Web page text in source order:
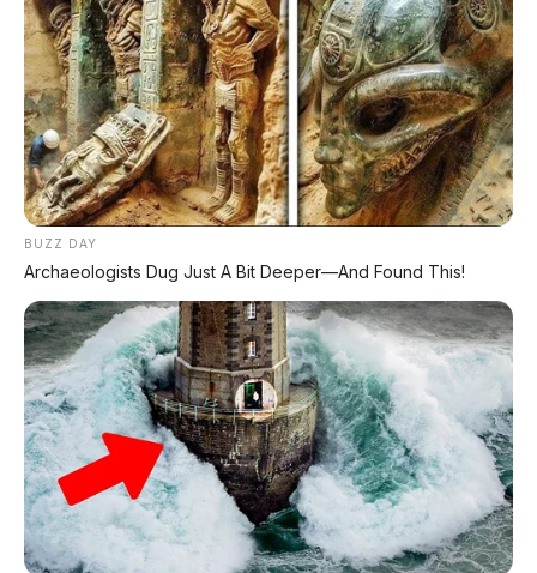
1.156 PS Siap Meluncur di Indonesia
⚡ Bus Gunung Harta Terbakar di Tol
Nganjuk, 33 Orang Selamat
⚡ Leapmotor B01: Sedan Listrik Kompak
800V dengan Range 670 Km
⚡ Harga BBM 1 Agustus 2026: Bensin
Turun Rp1.000, Solar Naik Rp570
⚡ Leapmotor C10 Resmi di GIIAS 2026:
SUV Listrik Premium Rakitan Lokal Mulai
Rp598 Juta
⚡ Huawei AITO M9: SUV Premium 903
HP dengan Teknologi Huawei Full-Stack
BUZZ DAY
Archaeologists Dug Just A Bit Deeper—And Found This!